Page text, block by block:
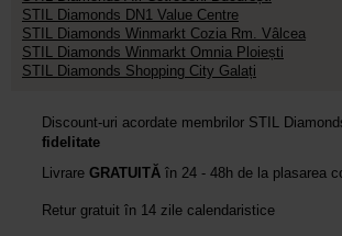
STIL Diamonds DN1 Value Centre
STIL Diamonds Winmarkt Cozia Rm. Vâlcea
STIL Diamonds Winmarkt Omnia Ploiești
STIL Diamonds Shopping City Galați
Discount-uri acordate membrilor STIL
fidelitate
Livrare GRATUITĂ în 24 - 48h de la plasarea
Retur gratuit în 14 zile calendaristice